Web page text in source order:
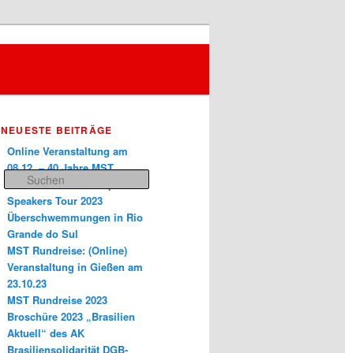
NEUESTE BEITRÄGE
Online Veranstaltung am
08.12. – 40 Jahre MST
Rückblicke und Perspektiven
Speakers Tour 2023
Überschwemmungen in Rio
Grande do Sul
MST Rundreise: (Online)
Veranstaltung in Gießen am
23.10.23
MST Rundreise 2023
Broschüre 2023 „Brasilien
Aktuell“ des AK
Brasiliensolidarität DGB-